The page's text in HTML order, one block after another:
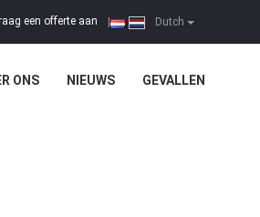
Dutch
een offerte aan
ONS NIEUWS GEVALLEN